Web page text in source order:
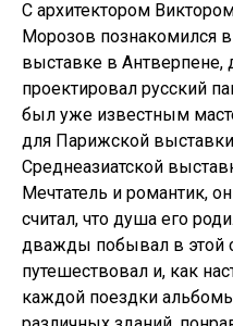
С архитектором
Морозов познакомился
выставке в
проектировал русский
был уже известным
для Парижской
Среднеазиатской
Мечтатель и романтик,
считал, что душа его
дважды побывал в этой
путешествовал и, как
каждой поездки